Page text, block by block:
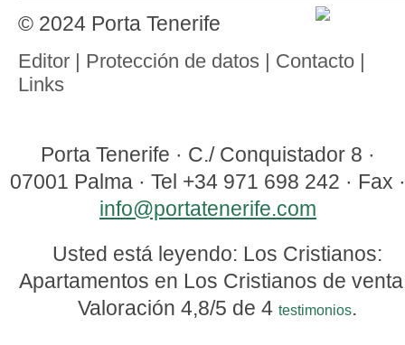
© 2024 Porta Tenerife
Editor | Protección de datos | Contacto |
Links
Porta Tenerife · C./ Conquistador 8 ·
07001 Palma · Tel +34 971 698 242 · Fax ·
info@portatenerife.com
Usted está leyendo: Los Cristianos:
Apartamentos en Los Cristianos de venta
Valoración 4,8/5 de 4 testimonios.